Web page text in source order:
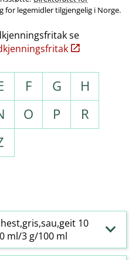
for legemidler tilgjengelig i Norge.
se
F G
H
O P
R
10
ml/3 g/100 ml